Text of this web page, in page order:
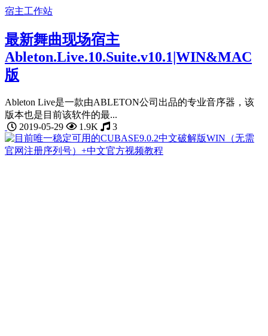
宿主工作站
最新舞曲现场宿主
Ableton.Live.10.Suite.v10.1|WIN&MAC
版
Ableton Live是一款由ABLETON公司出品的专业音序器，该
版本也是目前该软件的最...
2019-05-29
1.9K 3